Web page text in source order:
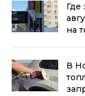
Где
на
В